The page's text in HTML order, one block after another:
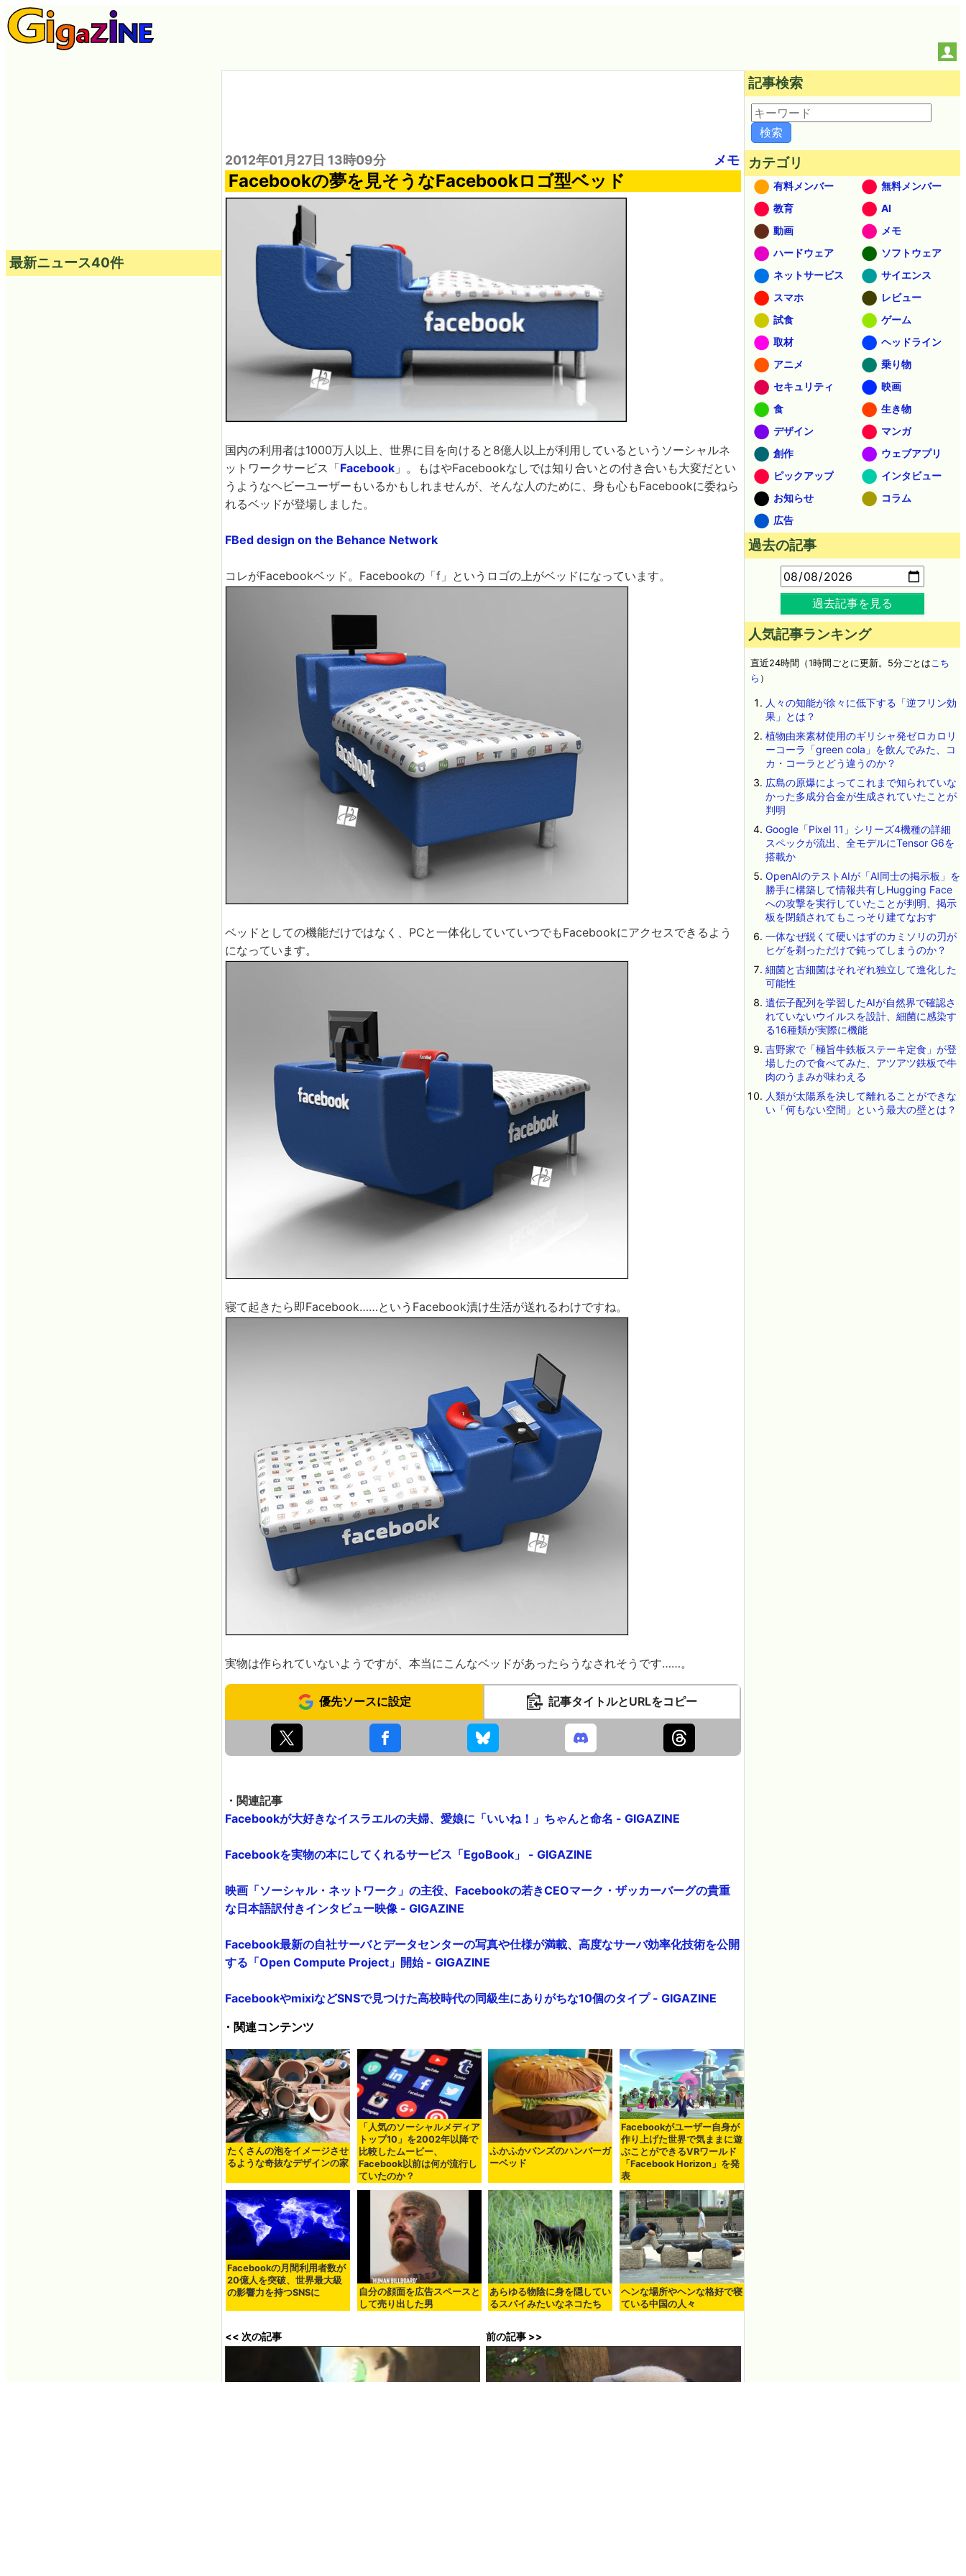
2012年01月27日 13時09分 メモ
Facebookの夢を見そうなFacebookロゴ型ベッド
国内の利用者は1000万人以上、世界に目を向けると8億人以上が利用しているというソーシャルネ
ットワークサービス「Facebook 」。もはやFacebookなしでは知り合いとの付き合いも大変だとい
うようなヘビーユーザーもいるかもしれませんが、そんな人のために、身も心もFacebookに委ねら
れるベッドが登場しました。
FBed design on the Behance Network
コレがFacebookベッド。Facebookの「f」というロゴの上がベッドになっています。
ベッドとしての機能だけではなく、PCと一体化していていつでもFacebookにアクセスできるよう
になっています。
寝て起きたら即Facebook……というFacebook漬け生活が送れるわけですね。
実物は作られていないようですが、本当にこんなベッドがあったらうなされそうです……。
優先ソースに設定 記事タイトルとURLをコピー
・関連記事
Facebookが大好きなイスラエルの夫婦、愛娘に「いいね！」ちゃんと命名 - GIGAZINE
Facebookを実物の本にしてくれるサービス「EgoBook」 - GIGAZINE
映画「ソーシャル・ネットワーク」の主役、Facebookの若きCEOマーク・ザッカーバーグの貴重
な日本語訳付きインタビュー映像 - GIGAZINE
Facebook最新の自社サーバとデータセンターの写真や仕様が満載、高度なサーバ効率化技術を公開
する「Open Compute Project」開始 - GIGAZINE
FacebookやmixiなどSNSで見つけた高校時代の同級生にありがちな10個のタイプ - GIGAZINE
・関連コンテンツ
たくさんの泡をイメージさせ
るような奇抜なデザインの家
「人気のソーシャルメディア
トップ10」を2002年以降で
比較したムービー、
Facebook以前は何が流行し
ていたのか？
ふかふかバンズのハンバーガ
ーベッド
Facebookがユーザー自身が
作り上げた世界で気ままに遊
ぶことができるVRワールド
「Facebook Horizon」を発
表
Facebookの月間利用者数が
20億人を突破、世界最大級
の影響力を持つSNSに
自分の顔面を広告スペースと
して売り出した男
あらゆる物陰に身を隠してい
るスパイみたいなネコたち
ヘンな場所やヘンな格好で寝
ている中国の人々
<< 次の記事 前の記事 >>
最新ニュース40件
記事検索
カテゴリ
有料メンバー
無料メンバー
教育
AI
動画
メモ
ハードウェア
ソフトウェア
ネットサービス
サイエンス
スマホ
レビュー
試食
ゲーム
取材
ヘッドライン
アニメ
乗り物
セキュリティ
映画
食
生き物
デザイン
マンガ
創作
ウェブアプリ
ピックアップ
インタビュー
お知らせ
コラム
広告
過去の記事
過去記事を見る
人気記事ランキング
直近24時間（1時間ごとに更新。5分ごとはこち
ら ）
人々の知能が徐々に低下する「逆フリン効
果」とは？
植物由来素材使用のギリシャ発ゼロカロリ
ーコーラ「green cola」を飲んでみた、コ
カ・コーラとどう違うのか？
広島の原爆によってこれまで知られていな
かった多成分合金が生成されていたことが
判明
Google「Pixel 11」シリーズ4機種の詳細
スペックが流出、全モデルにTensor G6を
搭載か
OpenAIのテストAIが「AI同士の掲示板」を
勝手に構築して情報共有しHugging Face
への攻撃を実行していたことが判明、掲示
板を閉鎖されてもこっそり建てなおす
一体なぜ鋭くて硬いはずのカミソリの刃が
ヒゲを剃っただけで鈍ってしまうのか？
細菌と古細菌はそれぞれ独立して進化した
可能性
遺伝子配列を学習したAIが自然界で確認さ
れていないウイルスを設計、細菌に感染す
る16種類が実際に機能
吉野家で「極旨牛鉄板ステーキ定食」が登
場したので食べてみた、アツアツ鉄板で牛
肉のうまみが味わえる
人類が太陽系を決して離れることができな
い「何もない空間」という最大の壁とは？